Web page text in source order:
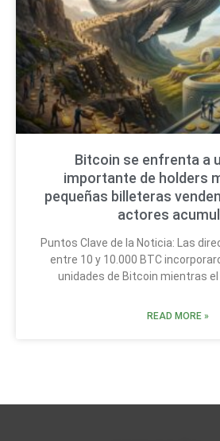
Bitcoin se enfrenta a
importante de holders
pequeñas billeteras
actores
Puntos Clave de la Noticia: Las
entre 10 y 10.000 BTC
unidades de Bitcoin mientras
READ MORE »